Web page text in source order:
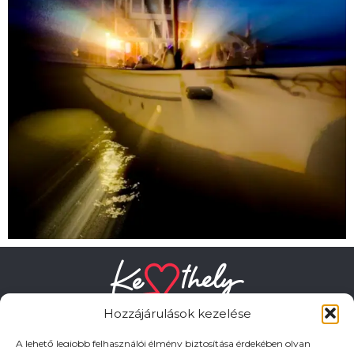
Hozzájárulások kezelése
A lehető legjobb felhasználói élmény biztosítása érdekében olyan